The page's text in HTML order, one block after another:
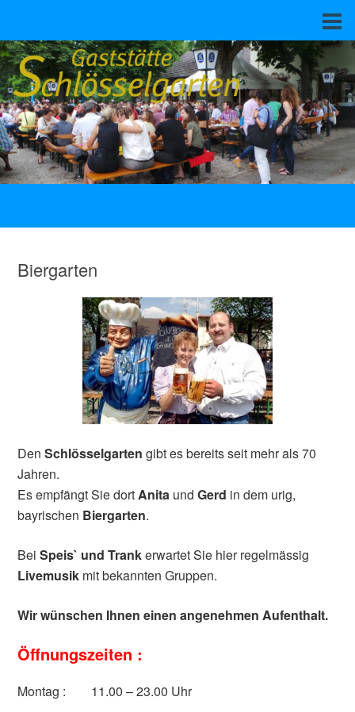
Biergarten
DenSchlösselgarten gibt es bereits seit mehr als 70
Jahren.
Es empfängt Sie dortAnita undGerd in dem urig,
bayrischen Biergarten.
BeiSpeis` und Trankerwartet Sie hier regelmässig
Livemusik mit bekannten Gruppen.
Wir wünschen Ihnen einen angenehmen Aufenthalt.
Öffnungszeiten :
Montag : 11.00 – 23.00 Uhr